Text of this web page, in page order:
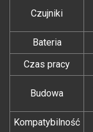
Czujniki
Bateria
Czas pracy
Budowa
Kompatybilność